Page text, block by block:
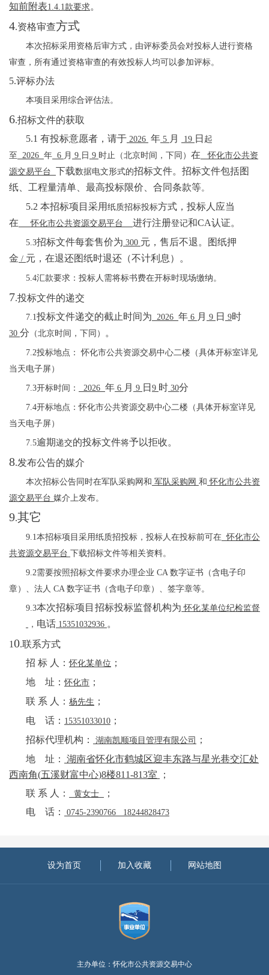
知前附表1.4.1款要求。
4.资格审查方式
本次招标采用资格后审方式， 由评标委员会对投标人进行资格
审查，所有通过资格审查的有效投标人均可以参加评标。
5.评标办法
本项目采用综合评估法。
6.招标文件的获取
5.1 有投标意愿者，请于 2026 年 5 月 19 日 起
至
2026 年 6 月 9 日 9 时止（北京时间，下同） 在
怀化市公共资
源交易平台 下载数据电文形式的招标文件。招标文件包括图
纸、工程量清单、最高投标限价、合同条款等。
5.2 本招标项目采用 纸质招标投标方式，投标人应当
在
怀化市公共资源交易平台 进行注册登记和CA认证。
5.3招标文件每套售价为 300 元，售后不退。图纸押
金 / 元，在退还图纸时退还（不计利息）。
5.4汇款要求：投标人需将标书费在开标时现场缴纳。
7.投标文件的递交
7.1投标文件递交的截止时间为 2026 年 6 月 9 日 9时
30 分 （北京时间，下同） 。
7.2投标地点： 怀化市公共资源交易中心二楼（具体开标室详见
当天电子屏）
7.3开标时间： 2026 年 6 月 9 日 9 时 30分
7.4开标地点：怀化市公共资源交易中心二楼（具体开标室详见
当天电子屏）
7.5逾期递交的投标文件将予以拒收。
8.发布公告的媒介
本次招标公告同时在军队采购网和 军队采购网 和 怀化市公共资
源交易平台 媒介上发布。
9.其它
9.1本招标项目采用纸质招投标，投标人在投标前可在 怀化市公
共资源交易平台 下载招标文件等相关资料。
9.2需要按照招标文件要求办理企业 CA 数字证书（含电子印
章）、法人 CA 数字证书（含电子印章）、签字章等。
9.3本次招标项目招标投标监督机构为 怀化某单位纪检监督
， 电话 15351032936 。
10.联系方式
招 标 人：怀化某单位 ；
地
址：怀化市 ；
联 系 人： 杨先生 ；
电
话： 15351033010 ；
招标代理机构：
湖南凯顺项目 管理有限公司
；
地
址：
湖南省怀化市鹤城区迎丰东路与星光巷交汇处
西南角(五溪财富中心)8楼811-813室
；
联 系 人： 黄女士
；
电
话： 0745-2390766 18244828473
设为首页 加入收藏 网站地图
主办单位：怀化市公共资源交易中心